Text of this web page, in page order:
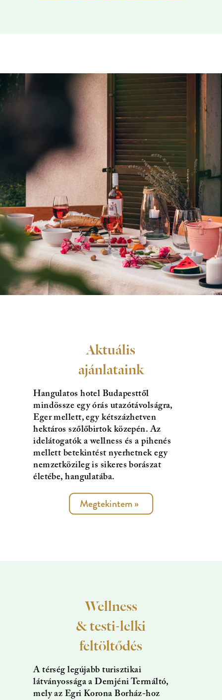
Aktuális
ajánlataink
Hangulatos hotel Budapesttől
mindössze egy órás utazótávolságra,
Eger mellett, egy kétszázhetven
hektáros szőlőbirtok közepén. Az
idelátogatók a wellness és a pihenés
mellett betekintést nyerhetnek egy
nemzetközileg is sikeres borászat
életébe, hangulatába.
Megtekintem»
Wellness
& testi-lelki
feltöltődés
A térség legújabb turisztikai
látványossága a Demjéni Termáltó,
mely az Egri Korona Borház-hoz